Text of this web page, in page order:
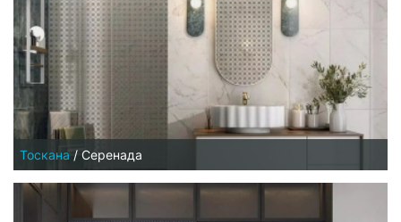
Тоскана / Серенада